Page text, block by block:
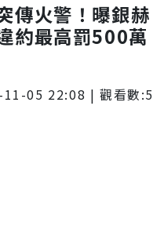
傳火警！曝銀赫
約最高罰500萬
11-05 22:08 | 觀看數:5